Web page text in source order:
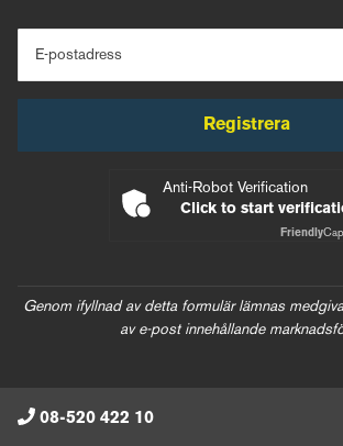
E-postadress
Registrera
Anti-Robot Verification
Click to start
Friendly
Genom ifyllnad av detta formulär lämnas
av e-post innehållande
08-520 422 10